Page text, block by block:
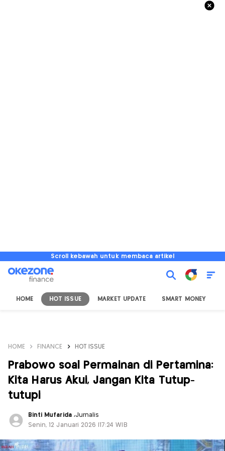
Scroll kebawah untuk membaca artikel
HOME HOT ISSUE MARKET UPDATE SMART MONEY
HOME FINANCE HOT ISSUE
Prabowo soal Permainan di Pertamina:
Kita Harus Akui, Jangan Kita Tutup-
tutupi
Binti Mufarida ,Jurnalis
Senin, 12 Januari 2026 |17:24 WIB